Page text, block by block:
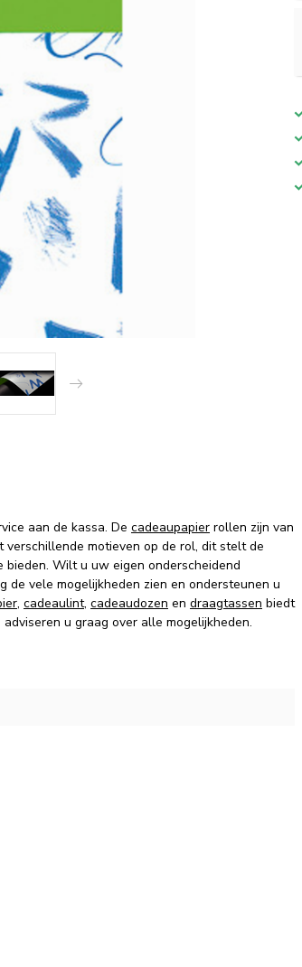
aan de kassa. De cadeaupapier rollen zijn van
verschillende motieven op de rol, dit stelt de
Wilt u uw eigen onderscheidend
de vele mogelijkheden zien en ondersteunen u
, cadeaulint, cadeaudozen en draagtassen biedt
u graag over alle mogelijkheden.